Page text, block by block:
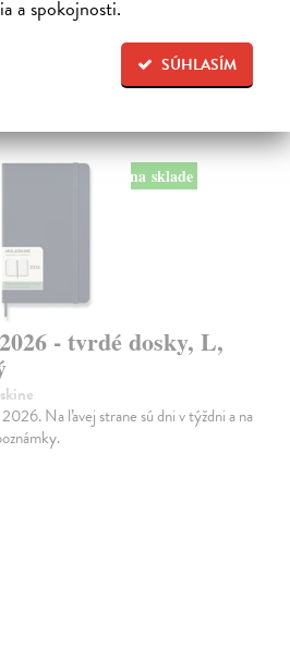
a spokojnosti.
SÚHLASÍM
na sklade
- tvrdé dosky, L,
Na ľavej strane sú dni v týždni a na